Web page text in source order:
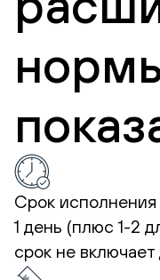
Срок исполнения
1 день (плюс 1-2
срок не